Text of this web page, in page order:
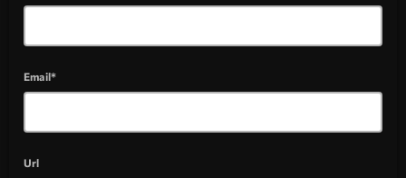
Email*
Url